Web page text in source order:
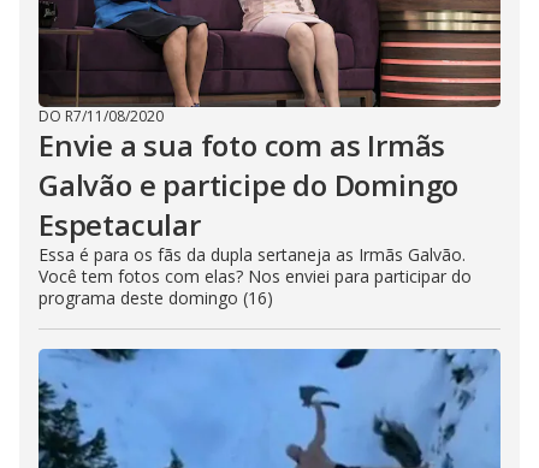
DO R7/11/08/2020
Envie a sua foto com as Irmãs
Galvão e participe do Domingo
Espetacular
Essa é para os fãs da dupla sertaneja as Irmãs Galvão.
Você tem fotos com elas? Nos enviei para participar do
programa deste domingo (16)